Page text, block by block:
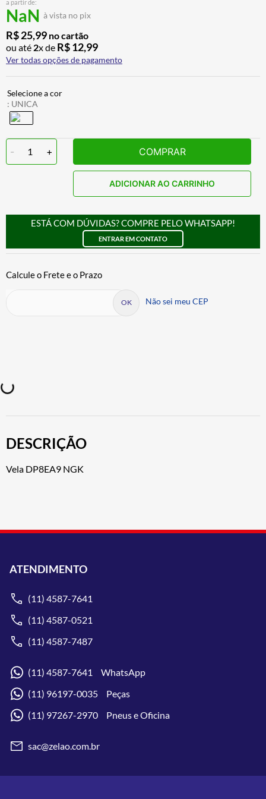
a partir de:
NaN à vista no pix
R$25,99 no cartão
ou até 2x de R$12,99
Ver todas opções de pagamento
: UNICA
- 1 + COMPRAR
ADICIONAR AO CARRINHO
ESTÁ COM DÚVIDAS? COMPRE PELO WHATSAPP!
ENTRAR EM CONTATO
Não sei meu CEP
DESCRIÇÃO
Vela DP8EA9 NGK
ATENDIMENTO
(11) 4587-7641
(11) 4587-0521
(11) 4587-7487
(11) 4587-7641 WhatsApp
(11) 96197-0035 Peças
(11) 97267-2970 Pneus e Oficina
sac@zelao.com.br
º
8º CALÇA
9º AIROH